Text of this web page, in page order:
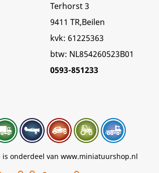
Terhorst 3
9411 TR,Beilen
kvk: 61225363
btw: NL854260523B01
0593-851233
is onderdeel van www.miniatuurshop.nl